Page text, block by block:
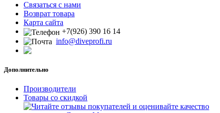
Связаться с нами
Возврат товара
Карта сайта
+7(926) 390 16 14
info@diveprofi.ru
Дополнительно
Производители
Товары со скидкой